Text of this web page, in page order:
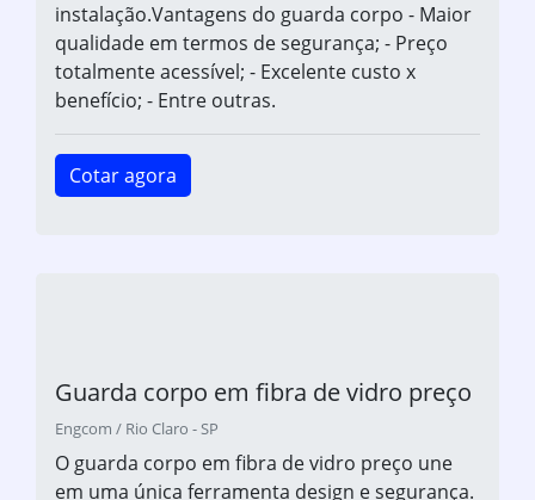
instalação.Vantagens do guarda corpo - Maior
qualidade em termos de segurança; - Preço
totalmente acessível; - Excelente custo x
benefício; - Entre outras.
Cotar agora
Guarda corpo em fibra de vidro preço
Engcom / Rio Claro - SP
O guarda corpo em fibra de vidro preço une
em uma única ferramenta design e segurança.